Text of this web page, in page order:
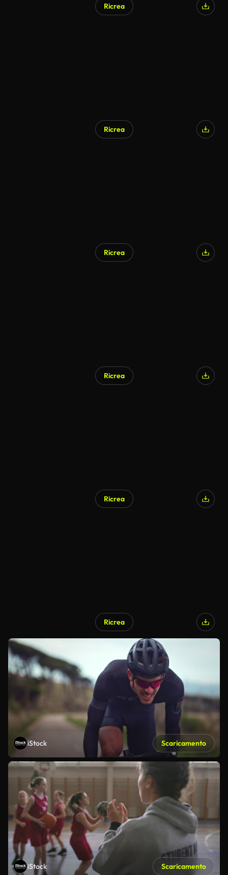
Ricrea
Ricrea
Ricrea
Ricrea
Ricrea
Ricrea
iStock Scaricamento
iStock Scaricamento